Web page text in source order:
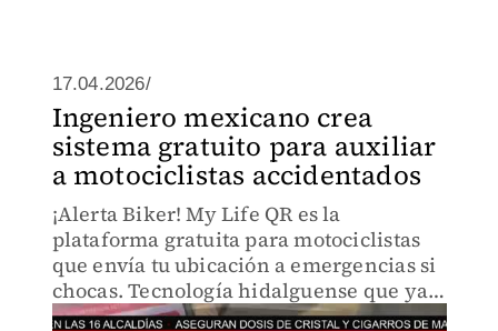
17.04.2026/
Ingeniero mexicano crea
sistema gratuito para auxiliar
a motociclistas accidentados
¡Alerta Biker! My Life QR es la
plataforma gratuita para motociclistas
que envía tu ubicación a emergencias si
chocas. Tecnología hidalguense que ya
se usa en todo México.